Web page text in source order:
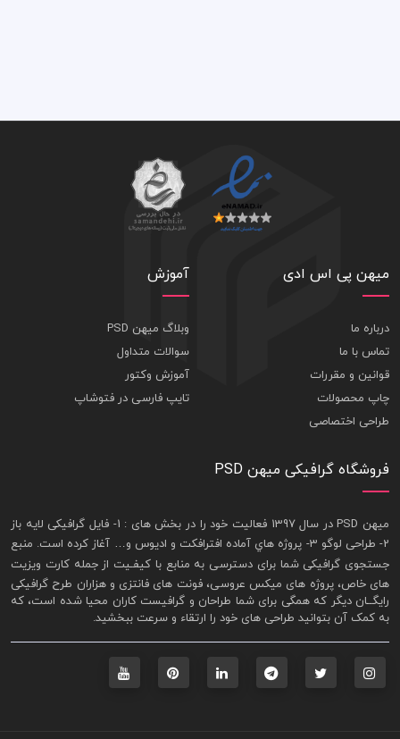
میهن پی اس ادی
درباره ما
تماس با ما
قوانین و مقررات
چاپ محصولات
طراحی اختصاصی
آموزش
وبلاگ میهن PSD
سوالات متداول
آموزش وکتور
تایپ فارسی در فتوشاپ
فروشگاه گرافیکی میهن PSD
ميهن PSD در سال 1397 فعاليت خود را در بخش های : 1-
فايل گرافيکی لايه باز
2- طراحی لوگو 3- پروژه هاي آماده افترافکت و اديوس و… آغاز کرده است. منبع
جستجوی گرافيکی شما برای دسترسی به منابع با کيفـيت از جملهکارت ويزيت
های خاص، پروژه های ميکس عروسی، فونت های فانتزی و هزاران طرح گرافیکی
رايگــان ديگر که همگی برای شما طراحان و گرافيست کاران محيا شده است، که
به کمک آن بتوانيد طراحی های خود را ارتقاء و سرعت ببخشيد.